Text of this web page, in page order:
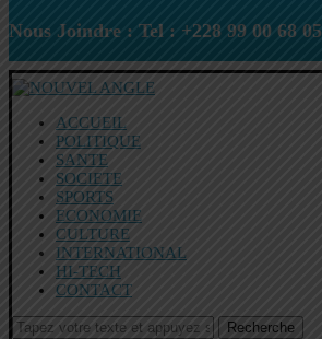
Nous Joindre : Tel : +228 99 00 68 05
ACCUEIL
POLITIQUE
SANTE
SOCIETE
SPORTS
ECONOMIE
CULTURE
INTERNATIONAL
HI-TECH
CONTACT
Recherche